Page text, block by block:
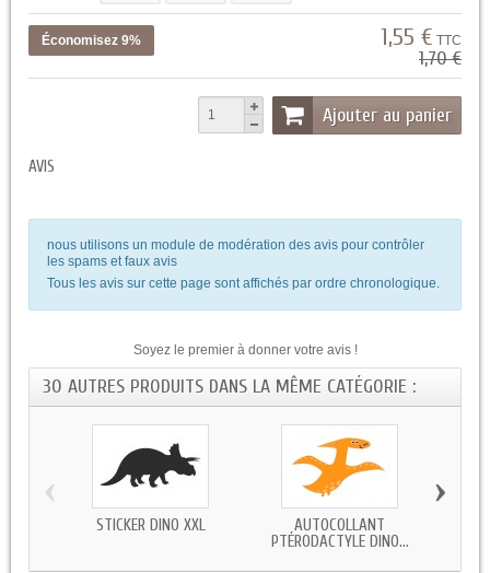
Économisez 9% 1,55 € TTC
1,70 €
Ajouter au panier
AVIS
nous utilisons un module de modération des avis pour contrôler
les spams et faux avis
Tous les avis sur cette page sont affichés par ordre chronologique.
Soyez le premier à donner votre avis !
30 AUTRES PRODUITS DANS LA MÊME CATÉGORIE :
STICKER DINO XXL
AUTOCOLLANT
PTÉRODACTYLE DINO...
‹ ›